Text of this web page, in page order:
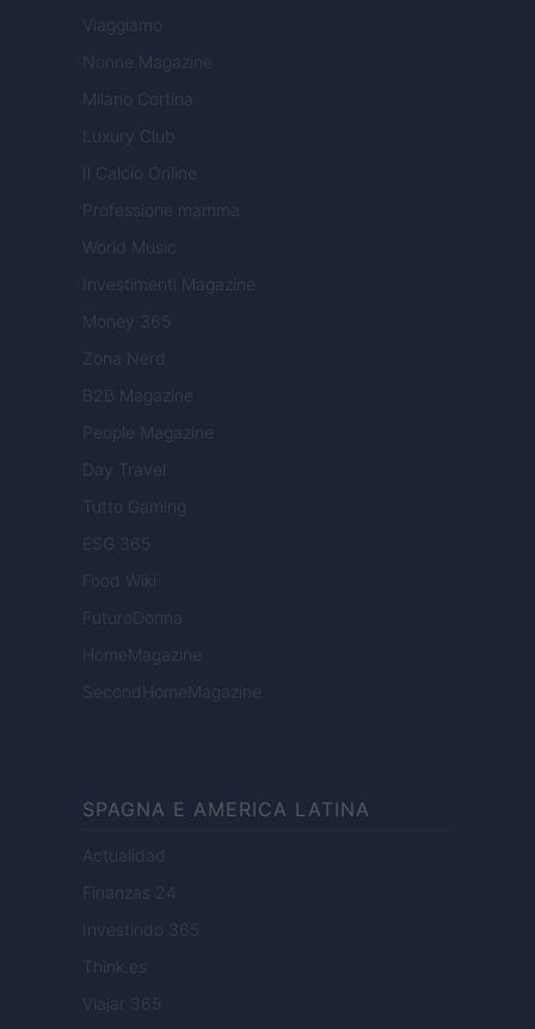
Viaggiamo
Nonne Magazine
Milano Cortina
Luxury Club
Il Calcio Online
Professione mamma
World Music
Investimenti Magazine
Money 365
Zona Nerd
B2B Magazine
People Magazine
Day Travel
Tutto Gaming
ESG 365
Food Wiki
FuturoDonna
HomeMagazine
SecondHomeMagazine
SPAGNA E AMERICA LATINA
Actualidad
Finanzas 24
Investindo 365
Think.es
Viajar 365